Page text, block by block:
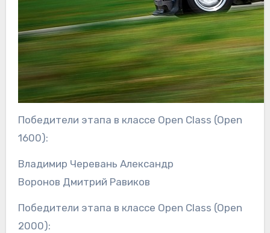
Победители этапа в классе Open Class (Open
1600):
Владимир Черевань Александр
Воронов Дмитрий Равиков
Победители этапа в классе Open Class (Open
2000):